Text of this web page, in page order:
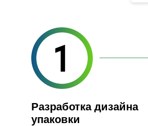
Разработка дизайна
упаковки